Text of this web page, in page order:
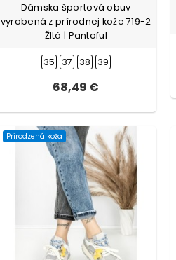
Dámska športová obuv
vyrobená z prírodnej kože 719-2
Žltá | Pantoful
35 37 38 39
68,49 €
Prirodzená koža